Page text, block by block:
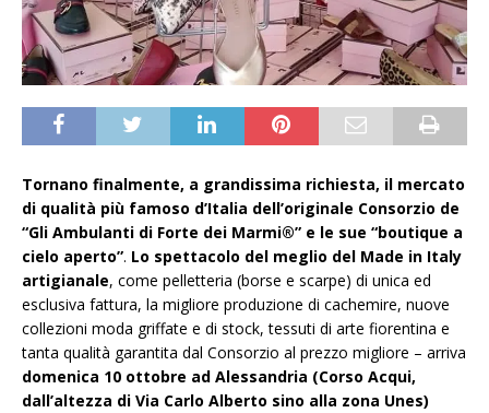
Tornano finalmente, a grandissima richiesta, il mercato
di qualità più famoso d’Italia dell’originale Consorzio de
“Gli Ambulanti di Forte dei Marmi®” e le sue “boutique a
cielo aperto”. Lo spettacolo del meglio del Made in Italy
artigianale, come pelletteria (borse e scarpe) di unica ed
esclusiva fattura, la migliore produzione di cachemire, nuove
collezioni moda griffate e di stock, tessuti di arte fiorentina e
tanta qualità garantita dal Consorzio al prezzo migliore – arriva
domenica 10 ottobre ad Alessandria (Corso Acqui,
dall’altezza di Via Carlo Alberto sino alla zona Unes)